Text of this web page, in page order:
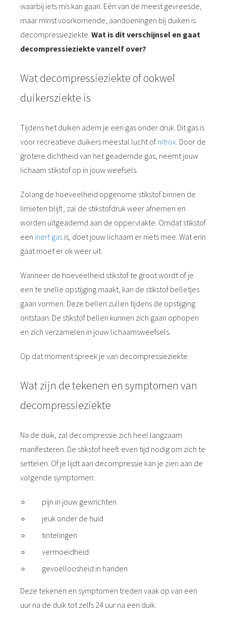
waarbij iets mis kan gaan. Eén van de meest gevreesde,
maar minst voorkomende, aandoeningen bij duiken is
decompressieziekte. Wat is dit verschijnsel en gaat
decompressieziekte vanzelf over?
Wat decompressieziekte of ookwel
duikersziekte is
Tijdens het duiken adem je een gas onder druk. Dit gas is
voor recreatieve duikers meestal lucht of nitrox . Door de
grotere dichtheid van het geademde gas, neemt jouw
lichaam stikstof op in jouw weefsels.
Zolang de hoeveelheid opgenome stikstof binnen de
limieten blijft, zal de stikstofdruk weer afnemen en
worden uitgeademd aan de oppervlakte. Omdat stikstof
een inert gas is, doet jouw lichaam er niets mee. Wat erin
gaat moet er ok weer uit.
Wanneer de hoeveelheid stikstof te groot wordt of je
een te snelle opstijging maakt, kan de stikstof belletjes
gaan vormen. Deze bellen zullen tijdens de opstijging
ontstaan. De stikstof bellen kunnen zich gaan ophopen
en zich verzamelen in jouw lichaamsweefsels.
Op dat moment spreek je van decompressieziekte.
Wat zijn de tekenen en symptomen van
decompressieziekte
Na de duik, zal decompressie zich heel langzaam
manifesteren. De stikstof heeft even tijd nodig om zich te
settelen. Of je lijdt aan decompressie kan je zien aan de
volgende symptomen:
pijn in jouw gewrichten
jeuk onder de huid
tintelingen
vermoeidheid
gevoelloosheid in handen
Deze tekenen en symptomen treden vaak op van een
uur na de duik tot zelfs 24 uur na een duik.